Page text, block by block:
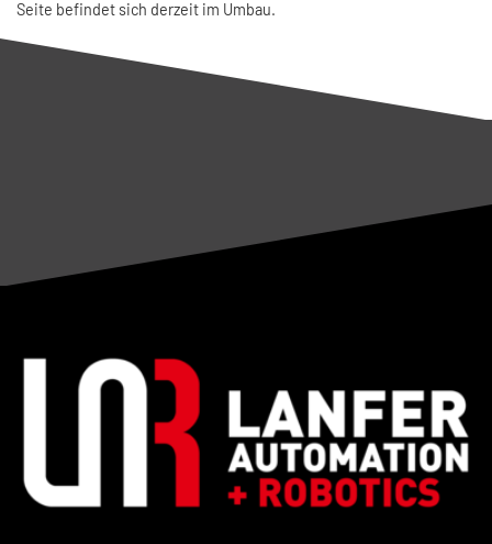
Seite befindet sich derzeit im Umbau.